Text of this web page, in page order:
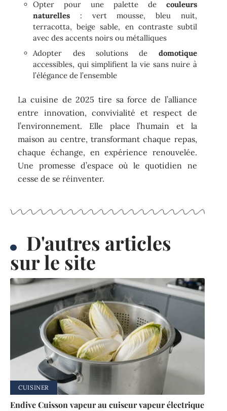
Opter pour une palette de couleurs
naturelles : vert mousse, bleu nuit,
terracotta, beige sable, en contraste subtil
avec des accents noirs ou métalliques
Adopter des solutions de domotique
accessibles, qui simplifient la vie sans nuire à
l’élégance de l’ensemble
La cuisine de 2025 tire sa force de l’alliance
entre innovation, convivialité et respect de
l’environnement. Elle place l’humain et la
maison au centre, transformant chaque repas,
chaque échange, en expérience renouvelée.
Une promesse d’espace où le quotidien ne
cesse de se réinventer.
D'autres articles
sur le site
CUISINER
Endive Cuisson vapeur au cuiseur vapeur électrique